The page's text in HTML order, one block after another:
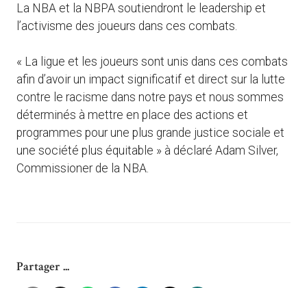
La NBA et la NBPA soutiendront le leadership et
l’activisme des joueurs dans ces combats.
« La ligue et les joueurs sont unis dans ces combats
afin d’avoir un impact significatif et direct sur la lutte
contre le racisme dans notre pays et nous sommes
déterminés à mettre en place des actions et
programmes pour une plus grande justice sociale et
une société plus équitable » à déclaré Adam Silver,
Commissioner de la NBA.
Partager ...